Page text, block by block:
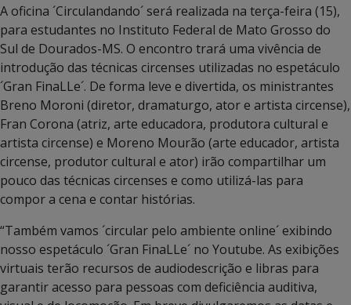
A oficina ´Circulandando´ será realizada na terça-feira (15),
para estudantes no Instituto Federal de Mato Grosso do
Sul de Dourados-MS. O encontro trará uma vivência de
introdução das técnicas circenses utilizadas no espetáculo
´Gran FinaLLe´. De forma leve e divertida, os ministrantes
Breno Moroni (diretor, dramaturgo, ator e artista circense),
Fran Corona (atriz, arte educadora, produtora cultural e
artista circense) e Moreno Mourão (arte educador, artista
circense, produtor cultural e ator) irão compartilhar um
pouco das técnicas circenses e como utilizá-las para
compor a cena e contar histórias.
“Também vamos ´circular pelo ambiente online´ exibindo
nosso espetáculo ´Gran FinaLLe´ no Youtube. As exibições
virtuais terão recursos de audiodescrição e libras para
garantir acesso para pessoas com deficiência auditiva,